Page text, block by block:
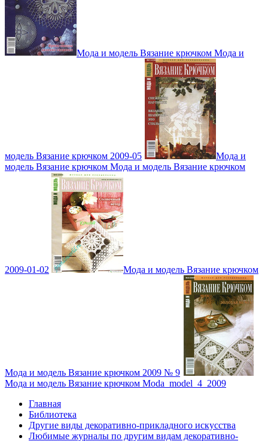
Мода и модель Вязание крючком Мода и
модель Вязание крючком 2009-05
Мода и
модель Вязание крючком Мода и модель Вязание крючком
2009-01-02 Мода и модель Вязание крючком
Мода и модель Вязание крючком 2009 № 9
Мода и модель Вязание крючком Moda_model_4_2009
Главная
Библиотека
Другие виды декоративно-прикладного искусства
Любимые журналы по другим видам декоративно-